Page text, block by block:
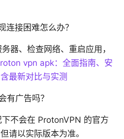
接困难怎么办？
器、检查网络、重启应用，
vpn apk：全面指南、安
最新对比与实测
有广告吗？
不会在 ProtonVPN 的官方
请以实际版本为准。